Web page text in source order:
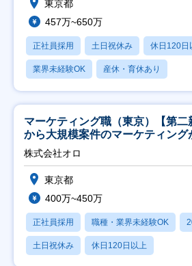
東京都
457万~650万
正社員採用 土日祝休み 休日120日
業界未経験OK 産休・育休あり
マーケティング職（東京）【第二
から大規模案件のマーケティング
修充実】
株式会社オロ
東京都
400万~450万
正社員採用 職種・業界未経験OK
土日祝休み 休日120日以上